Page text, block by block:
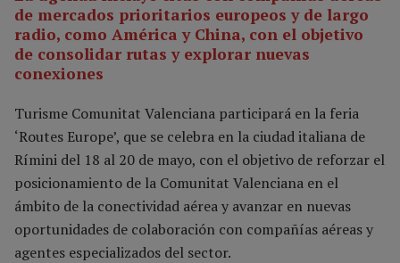
de mercados prioritarios europeos y de largo
radio, como América y China, con el objetivo
de consolidar rutas y explorar nuevas
conexiones
Turisme Comunitat Valenciana participará en la feria
‘Routes Europe’, que se celebra en la ciudad italiana de
Rímini del 18 al 20 de mayo, con el objetivo de reforzar el
posicionamiento de la Comunitat Valenciana en el
ámbito de la conectividad aérea y avanzar en nuevas
oportunidades de colaboración con compañías aéreas y
agentes especializados del sector.